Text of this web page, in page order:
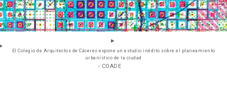
El Colegio de Arquitectos de Cáceres expone un estudio inédito sobre el planeamiento
urbanístico de la ciudad
- COADE